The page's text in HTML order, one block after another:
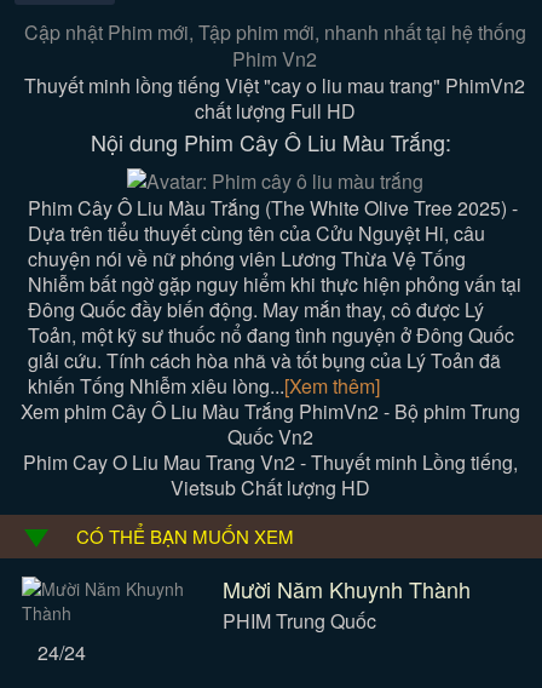
Cập nhật Phim mới, Tập phim mới, nhanh nhất tại hệ thống
Phim Vn2
Thuyết minh lồng tiếng Việt "cay o liu mau trang" PhimVn2
chất lượng Full HD
Nội dung Phim Cây Ô Liu Màu Trắng:
Phim Cây Ô Liu Màu Trắng (The White Olive Tree 2025) -
Dựa trên tiểu thuyết cùng tên của Cửu Nguyệt Hi, câu
chuyện nói về nữ phóng viên Lương Thừa Vệ Tống
Nhiễm bất ngờ gặp nguy hiểm khi thực hiện phỏng vấn tại
Đông Quốc đầy biến động. May mắn thay, cô được Lý
Toản, một kỹ sư thuốc nổ đang tình nguyện ở Đông Quốc
giải cứu. Tính cách hòa nhã và tốt bụng của Lý Toản đã
khiến Tống Nhiễm xiêu lòng...[Xem thêm]
Xem phim Cây Ô Liu Màu Trắng PhimVn2 - Bộ phim Trung
Quốc Vn2
Phim Cay O Liu Mau Trang Vn2 - Thuyết minh Lồng tiếng,
Vietsub Chất lượng HD
CÓ THỂ BẠN MUỐN XEM
Mười Năm Khuynh Thành
PHIM Trung Quốc
24/24